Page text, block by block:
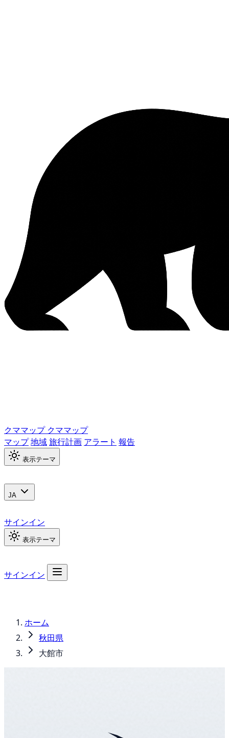
クママップ クママップ
マップ地域旅行計画 アラート 報告
表示テーマ
JA
サインイン
表示テーマ
サインイン
ホーム
秋田県
大館市